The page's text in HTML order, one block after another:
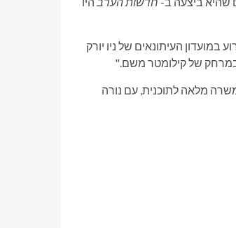
העיתונאים של ניו יורק
במרחק של קילומטר משם."
מלאה לתוכנית, עם נורה